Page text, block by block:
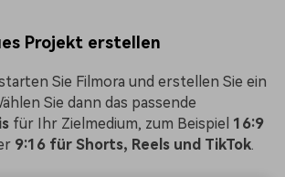
Projekt erstellen
Sie Filmora und erstellen Sie ein
Sie dann das passende
für Ihr Zielmedium, zum Beispiel 16:9
9:16 für Shorts, Reels und TikTok.